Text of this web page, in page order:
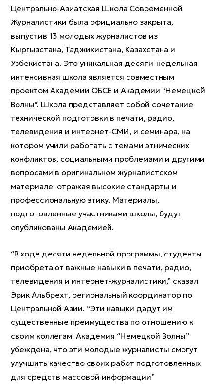
Центрально-Азиатская Школа Современной
Журналистики была официально закрыта,
выпустив 13 молодых журналистов из
Кыргызстана, Таджикистана, Казахстана и
Узбекистана. Это уникальная десяти-недельная
интенсивная школа является совместным
проектом Академии ОБСЕ и Академии “Немецкой
Волны”. Школа представляет собой сочетание
технической подготовки в печати, радио,
телевидения и интернет-СМИ, и семинара, на
котором учили работать с темами этнических
конфликтов, социальными проблемами и другими
вопросами в оригинальном журналистском
материале, отражая высокие стандарты и
профессиональную этику. Материалы,
подготовленные участниками школы, будут
опубликованы Академией.
“В ходе десяти недельной программы, студенты
приобретают важные навыки в печати, радио,
телевидения и интернет-журналистики,” сказал
Эрик Альбрехт, региональный координатор по
Центральной Азии. “Эти навыки дадут им
существенные преимущества по отношению к
своим коллегам. Академия “Немецкой Волны”
убеждена, что эти молодые журналисты смогут
улучшить качество своих работ подготовленных
для средств массовой информации”